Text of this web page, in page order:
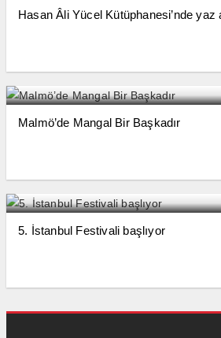
Hasan Âli Yücel Kütüphanesi’nde yaz
Malmö’de Mangal Bir Başkadır
5. İstanbul Festivali başlıyor